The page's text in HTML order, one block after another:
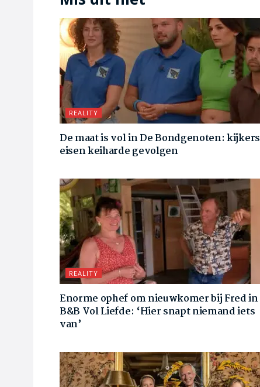
REALITY
De maat is vol in De Bondgenoten: kijkers
eisen keiharde gevolgen
REALITY
Enorme ophef om nieuwkomer bij Fred in
B&B Vol Liefde: ‘Hier snapt niemand iets
van’